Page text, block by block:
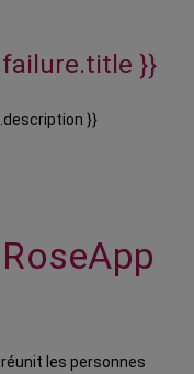
}}
}}
les personnes